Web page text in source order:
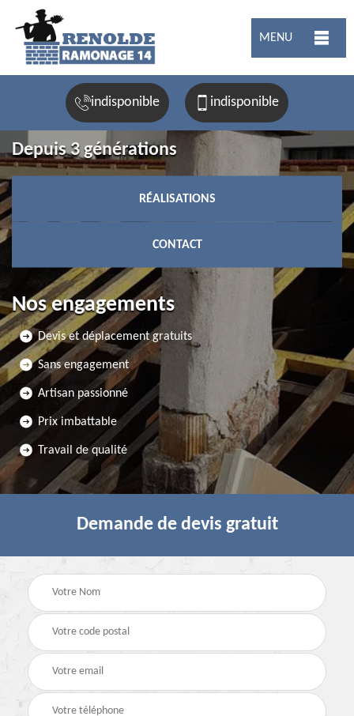
MENU
indisponible indisponible
Depuis 3 générations
RÉALISATIONS
CONTACT
Nos engagements
Devis et déplacement gratuits
Sans engagement
Artisan passionné
Prix imbattable
Travail de qualité
Demande de devis gratuit